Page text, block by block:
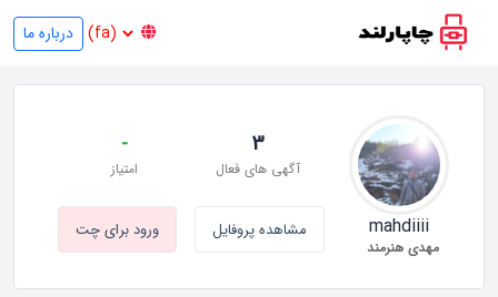
درباره ما
mahdiiii
مهدی هنرمند
3
آگهی های فعال
-
امتیاز
مشاهده پروفایل ورود برای چت